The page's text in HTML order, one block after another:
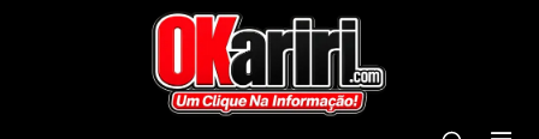
nossa senhora dos milagres
programação